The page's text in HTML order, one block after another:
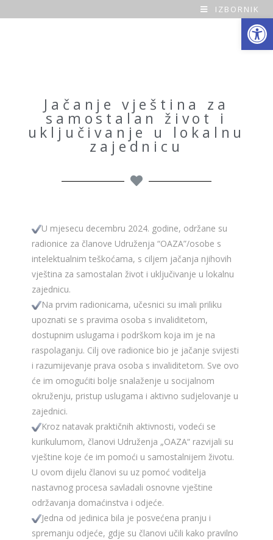
Open toolbar
O
IZBORNIK
Jačanje vještina za
samostalan život i
uključivanje u lokalnu
zajednicu
U mjesecu decembru 2024. godine, održane su
radionice za članove Udruženja “OAZA”/osobe s
intelektualnim teškoćama, s ciljem jačanja njihovih
vještina za samostalan život i uključivanje u lokalnu
zajednicu.
Na prvim radionicama, učesnici su imali priliku
upoznati se s pravima osoba s invaliditetom,
dostupnim uslugama i podrškom koja im je na
raspolaganju. Cilj ove radionice bio je jačanje svijesti
i razumijevanje prava osoba s invaliditetom. Sve ovo
će im omogućiti bolje snalaženje u socijalnom
okruženju, pristup uslugama i aktivno sudjelovanje u
zajednici.
Kroz natavak praktičnih aktivnosti, vodeći se
kurikulumom, članovi Udruženja „OAZA“ razvijali su
vještine koje će im pomoći u samostalnijem životu.
U ovom dijelu članovi su uz pomoć voditelja
nastavnog procesa savladali osnovne vještine
održavanja domaćinstva i odjeće.
Jedna od jedinica bila je posvećena pranju i
spremanju odjeće, gdje su članovi učili kako pravilno